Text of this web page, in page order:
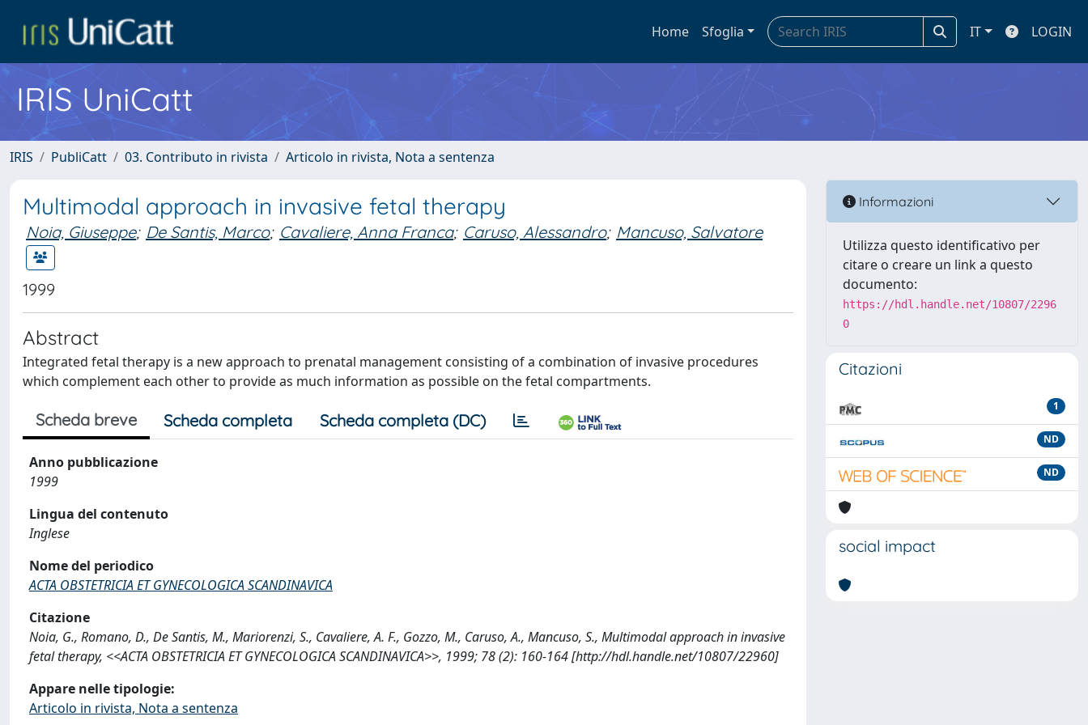
Home Sfoglia IT LOGIN
IRIS UniCatt
IRIS PubliCatt 03. Contributo in rivista Articolo in rivista, Nota a sentenza
Multimodal approach in invasive fetal therapy
Noia, Giuseppe; De Santis, Marco; Cavaliere, Anna Franca; Caruso, Alessandro; Mancuso, Salvatore
1999
Abstract
Integrated fetal therapy is a new approach to prenatal management consisting of a combination of invasive procedures
which complement each other to provide as much information as possible on the fetal compartments.
Scheda breve Scheda completa Scheda completa (DC)
Anno pubblicazione
1999
Lingua del contenuto
Inglese
Nome del periodico
ACTA OBSTETRICIA ET GYNECOLOGICA SCANDINAVICA
Citazione
Noia, G., Romano, D., De Santis, M., Mariorenzi, S., Cavaliere, A. F., Gozzo, M., Caruso, A., Mancuso, S., Multimodal approach in invasive
fetal therapy, <<ACTA OBSTETRICIA ET GYNECOLOGICA SCANDINAVICA>>, 1999; 78 (2): 160-164 [http://hdl.handle.net/10807/22960]
Appare nelle tipologie:
Articolo in rivista, Nota a sentenza
Informazioni
Utilizza questo identificativo per
citare o creare un link a questo
documento:
https://hdl.handle.net/10807/2296
0
Citazioni
1
ND
ND
social impact